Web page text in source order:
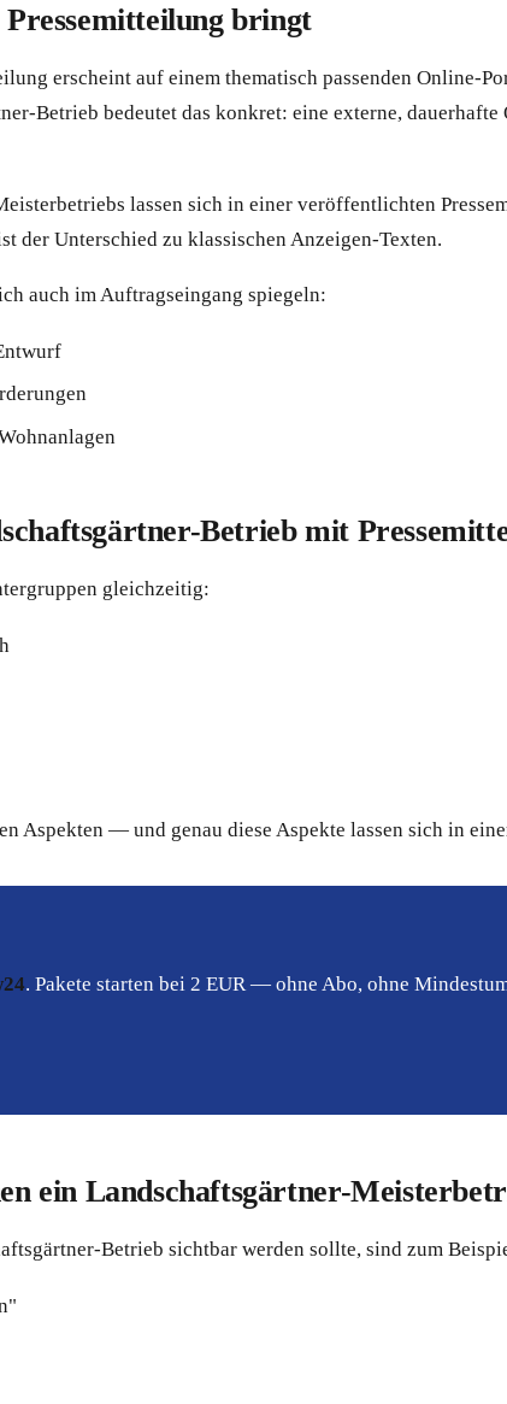
bringt
erscheint auf einem thematisch passenden
Betrieb bedeutet das konkret: eine externe,
lassen sich in einer veröffentlichten
der Unterschied zu klassischen Anzeigen-Texten.
auch im Auftragseingang spiegeln:
Betrieb mit
gleichzeitig:
Aspekten — und genau diese Aspekte lassen sich in
. Pakete starten bei 2 EUR — ohne Abo, ohne
ein Landschaftsgärtner-
Betrieb sichtbar werden sollte, sind zum